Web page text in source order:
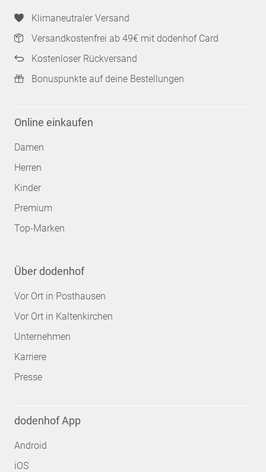
Klimaneutraler Versand
Versandkostenfrei ab 49€ mit dodenhof Card
Kostenloser Rückversand
Bonuspunkte auf deine Bestellungen
Online einkaufen
Damen
Herren
Kinder
Premium
Top-Marken
Über dodenhof
Vor Ort in Posthausen
Vor Ort in Kaltenkirchen
Unternehmen
Karriere
Presse
dodenhof App
Android
iOS